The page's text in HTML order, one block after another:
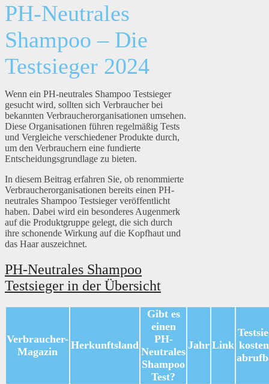
PH-Neutrales
Shampoo – Die
Testsieger 2024
Wenn ein PH-neutrales Shampoo Testsieger
gesucht wird, sollten sich Verbraucher bei
bekannten Verbraucherorganisationen umsehen.
Diese Organisationen führen regelmäßig Tests
und Vergleiche verschiedener Produkte durch,
um den Verbrauchern eine fundierte
Entscheidungsgrundlage zu bieten.
In diesem Beitrag erfahren Sie, ob renommierte
Verbraucherorganisationen bereits einen PH-
neutrales Shampoo Testsieger veröffentlicht
haben. Dabei wird ein besonderes Augenmerk
auf die Produktgruppe gelegt, die sich durch
ihre schonende Wirkung auf die Kopfhaut und
das Haar auszeichnet.
PH-Neutrales Shampoo
Testsieger in der Übersicht
Verbraucher-
Magazin
Herkunftsland
Gibt es
einen
PH-
Neutrales
Shampoo
Test?
Jahr Link